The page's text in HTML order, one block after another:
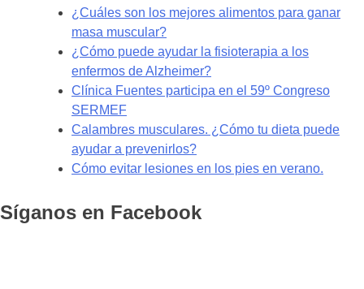
¿Cuáles son los mejores alimentos para ganar
masa muscular?
¿Cómo puede ayudar la fisioterapia a los
enfermos de Alzheimer?
Clínica Fuentes participa en el 59º Congreso
SERMEF
Calambres musculares. ¿Cómo tu dieta puede
ayudar a prevenirlos?
Cómo evitar lesiones en los pies en verano.
Síganos en Facebook